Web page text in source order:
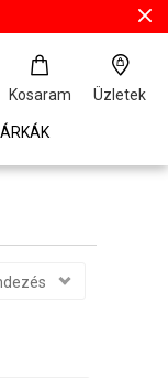
Kosaram Üzletek